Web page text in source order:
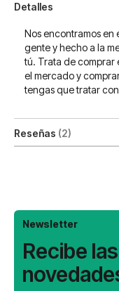
Detalles
Nos encontramos en
gente y hecho a la
tú. Trata de comprar
el mercado y
tengas que tratar
Reseñas 2
Newsletter
Recibe